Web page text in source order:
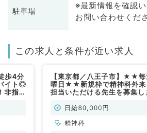
駐車場
※最新情報を確認
お問い合わせくだ
この求人と条件が近い求人
歩4分
イト◎
非指定
【東京都／八王子市】★★毎
曜日★★新規枠で精神科外来
担当いただける先生を募集し
のお仕事です！（精神科／非
日給80,000円
精神科